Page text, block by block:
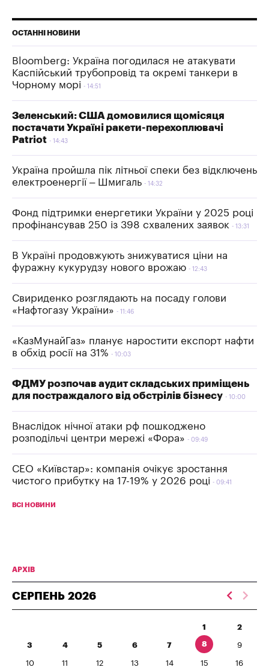
ОСТАННІ НОВИНИ
Bloomberg: Україна погодилася не атакувати
Каспійський трубопровід та окремі танкери в
Чорному морі
14:51
Зеленський: США домовилися щомісяця
постачати Україні ракети-перехоплювачі
Patriot
14:43
Україна пройшла пік літньої спеки без відключень
електроенергії – Шмигаль
14:32
Фонд підтримки енергетики України у 2025 році
профінансував 250 із 398 схвалених заявок
13:31
В Україні продовжують знижуватися ціни на
фуражну кукурудзу нового врожаю
12:43
Свириденко розглядають на посаду голови
«Нафтогазу України»
11:46
«КазМунайГаз» планує наростити експорт нафти
в обхід росії на 31%
10:03
ФДМУ розпочав аудит складських приміщень
для постраждалого від обстрілів бізнесу
10:00
Внаслідок нічної атаки рф пошкоджено
розподільчі центри мережі «Фора»
09:49
СЕО «Київстар»: компанія очікує зростання
чистого прибутку на 17-19% у 2026 році
09:41
ВСІ НОВИНИ
АРХІВ
СЕРПЕНЬ 2026
1 2
3 4 5 6 7 8 9
10 11 12 13 14 15 16